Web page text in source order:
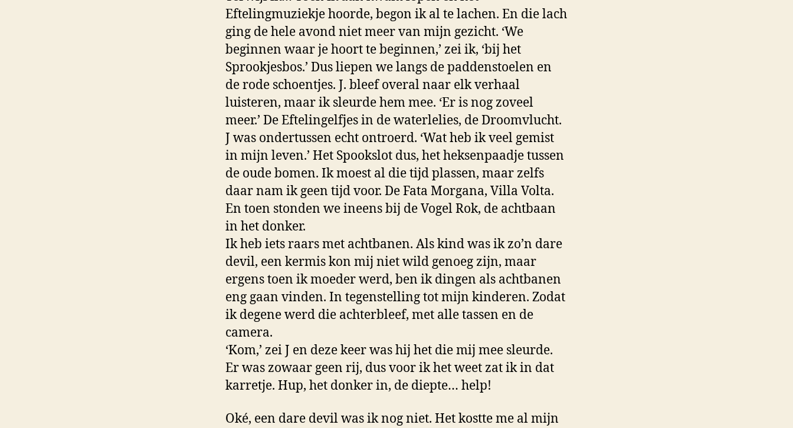
Eftelingmuziekje hoorde, begon ik al te lachen. En die lach
ging de hele avond niet meer van mijn gezicht. ‘We
beginnen waar je hoort te beginnen,’ zei ik, ‘bij het
Sprookjesbos.’ Dus liepen we langs de paddenstoelen en
de rode schoentjes. J. bleef overal naar elk verhaal
luisteren, maar ik sleurde hem mee. ‘Er is nog zoveel
meer.’ De Eftelingelfjes in de waterlelies, de Droomvlucht.
J was ondertussen echt ontroerd. ‘Wat heb ik veel gemist
in mijn leven.’ Het Spookslot dus, het heksenpaadje tussen
de oude bomen. Ik moest al die tijd plassen, maar zelfs
daar nam ik geen tijd voor. De Fata Morgana, Villa Volta.
En toen stonden we ineens bij de Vogel Rok, de achtbaan
in het donker.
Ik heb iets raars met achtbanen. Als kind was ik zo’n dare
devil, een kermis kon mij niet wild genoeg zijn, maar
ergens toen ik moeder werd, ben ik dingen als achtbanen
eng gaan vinden. In tegenstelling tot mijn kinderen. Zodat
ik degene werd die achterbleef, met alle tassen en de
camera.
‘Kom,’ zei J en deze keer was hij het die mij mee sleurde.
Er was zowaar geen rij, dus voor ik het weet zat ik in dat
karretje. Hup, het donker in, de diepte… help!
Oké, een dare devil was ik nog niet. Het kostte me al mijn